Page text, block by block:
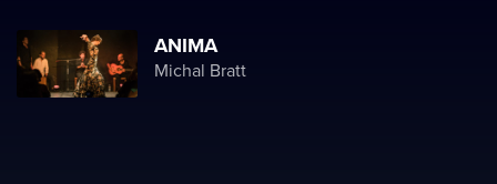
ANIMA
Michal Bratt